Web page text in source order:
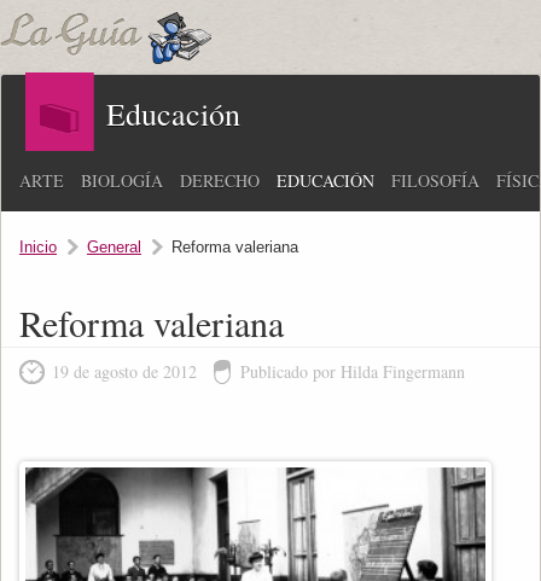
Educación
ARTE BIOLOGÍA DERECHO EDUCACIÓN FILOSOFÍA
Inicio General Reforma valeriana
Reforma valeriana
19 de agosto de 2012 Publicado por Hilda Fingermann